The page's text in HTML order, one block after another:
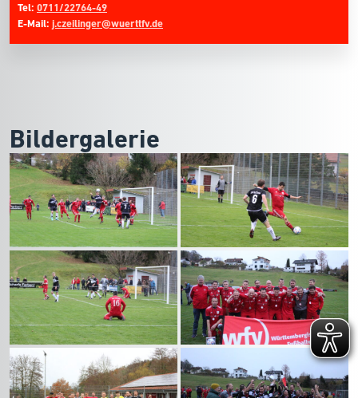
Tel: 0711/22764-49
E-Mail: j.czeilinger@wuerttfv.de
Bildergalerie